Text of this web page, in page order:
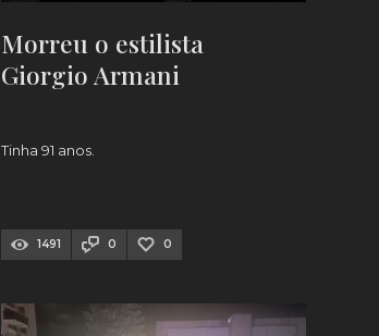
Morreu o estilista
Giorgio Armani
Tinha 91 anos.
1491 0 0